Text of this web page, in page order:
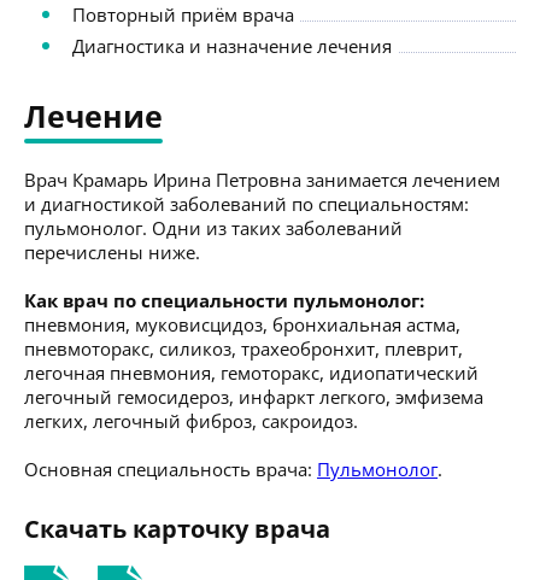
Повторный приём врача
Диагностика и назначение лечения
Лечение
Врач Крамарь Ирина Петровна занимается лечением
и диагностикой заболеваний по специальностям:
пульмонолог. Одни из таких заболеваний
перечислены ниже.
Как врач по специальности пульмонолог:
пневмония, муковисцидоз, бронхиальная астма,
пневмоторакс, силикоз, трахеобронхит, плеврит,
легочная пневмония, гемоторакс, идиопатический
легочный гемосидероз, инфаркт легкого, эмфизема
легких, легочный фиброз, сакроидоз.
Основная специальность врача: Пульмонолог.
Скачать карточку врача